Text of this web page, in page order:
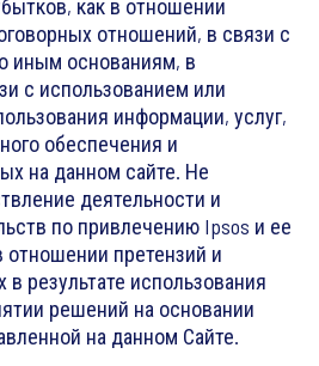
как в отношении
отношений, в связи с
иным основаниям, в
с использованием или
информации, услуг,
обеспечения и
на данном сайте. Не
деятельности и
по привлечению Ipsos и ее
претензий и
результате использования
решений на основании
на данном Сайте.